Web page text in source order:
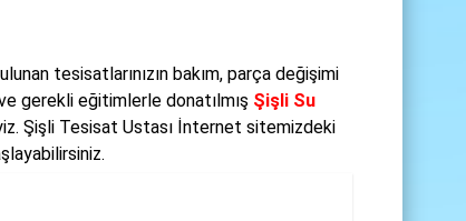
tesisatlarınızın bakım, parça değişimi
gerekli eğitimlerle donatılmış Şişli Su
Şişli Tesisat Ustası İnternet sitemizdeki